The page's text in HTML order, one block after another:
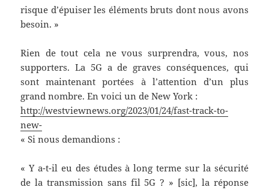
risque d’épuiser les éléments bruts dont nous avons
besoin. »
Rien de tout cela ne vous surprendra, vous, nos
supporters. La 5G a de graves conséquences, qui
sont maintenant portées à l’attention d’un plus
grand nombre. En voici un de New York :
http://westviewnews.org/2023/01/24/fast-track-to-
new-
« Si nous demandions :
« Y a-t-il eu des études à long terme sur la sécurité
de la transmission sans fil 5G ? » [sic], la réponse